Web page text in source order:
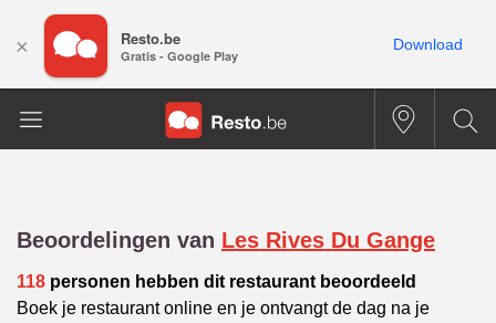
Beoordelingen van Les Rives Du Gange
118 personen hebben dit restaurant beoordeeld
Boek je restaurant online en je ontvangt de dag na je
× Resto.be
Gratis - Google Play
Download